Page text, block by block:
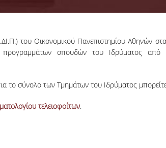
του Οικονομικού Πανεπιστημίου Αθηνών
σπουδών του Ιδρύματος από
το σύνολο των Τμημάτων του Ιδρύματος
τελειοφοίτων.